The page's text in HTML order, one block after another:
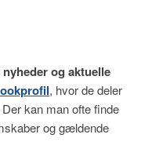
nyheder og aktuelle
, hvor de deler
kan man ofte finde
og gældende